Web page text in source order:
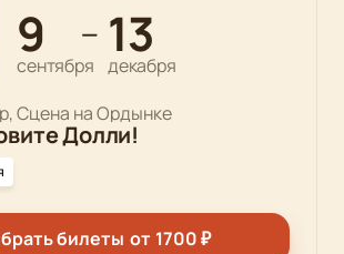
9
сентября
— 13
декабря
Сцена на Ордынке
Долли!
билеты от 1700₽